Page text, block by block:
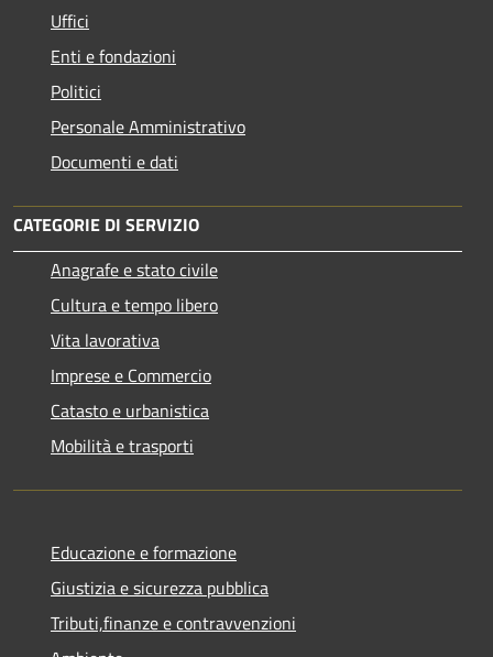
Uffici
Enti e fondazioni
Politici
Personale Amministrativo
Documenti e dati
CATEGORIE DI SERVIZIO
Anagrafe e stato civile
Cultura e tempo libero
Vita lavorativa
Imprese e Commercio
Catasto e urbanistica
Mobilità e trasporti
Educazione e formazione
Giustizia e sicurezza pubblica
Tributi,finanze e contravvenzioni